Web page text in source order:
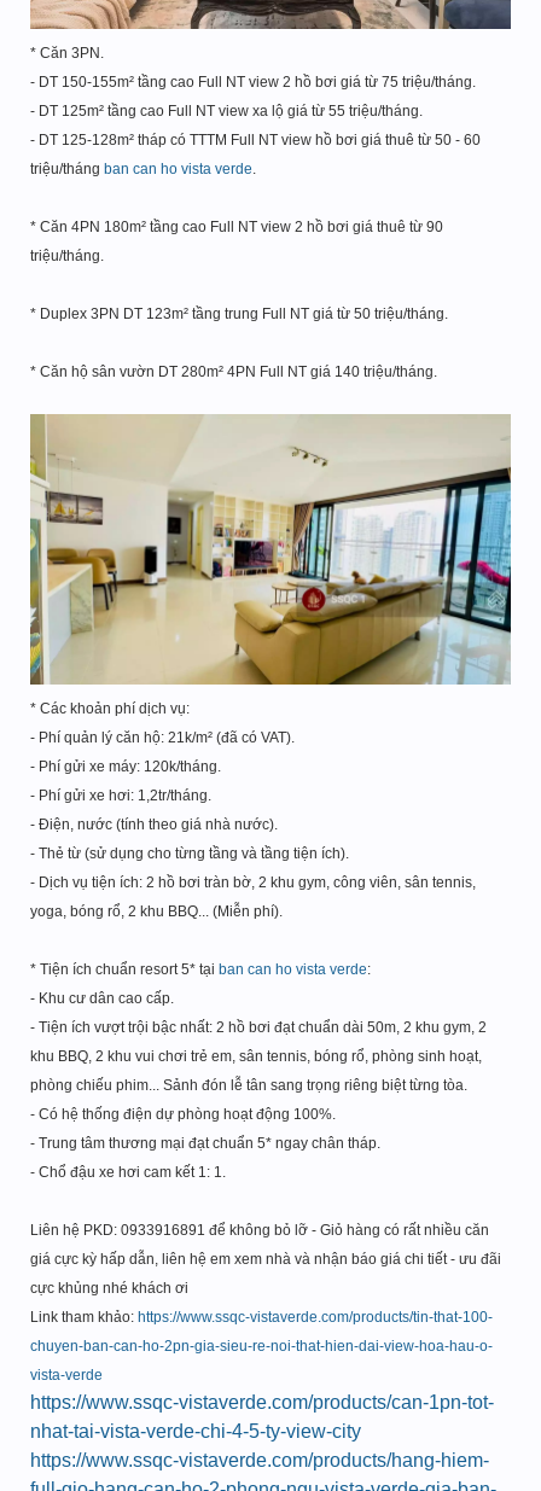
* Căn 3PN.
- DT 150-155m² tầng cao Full NT view 2 hồ bơi giá từ 75 triệu/tháng.
- DT 125m² tầng cao Full NT view xa lộ giá từ 55 triệu/tháng.
- DT 125-128m² tháp có TTTM Full NT view hồ bơi giá thuê từ 50 - 60
triệu/tháng ban can ho vista verde.
* Căn 4PN 180m² tầng cao Full NT view 2 hồ bơi giá thuê từ 90
triệu/tháng.
* Duplex 3PN DT 123m² tầng trung Full NT giá từ 50 triệu/tháng.
* Căn hộ sân vườn DT 280m² 4PN Full NT giá 140 triệu/tháng.
* Các khoản phí dịch vụ:
- Phí quản lý căn hộ: 21k/m² (đã có VAT).
- Phí gửi xe máy: 120k/tháng.
- Phí gửi xe hơi: 1,2tr/tháng.
- Điện, nước (tính theo giá nhà nước).
- Thẻ từ (sử dụng cho từng tầng và tầng tiện ích).
- Dịch vụ tiện ích: 2 hồ bơi tràn bờ, 2 khu gym, công viên, sân tennis,
yoga, bóng rổ, 2 khu BBQ... (Miễn phí).
* Tiện ích chuẩn resort 5* tại ban can ho vista verde:
- Khu cư dân cao cấp.
- Tiện ích vượt trội bậc nhất: 2 hồ bơi đạt chuẩn dài 50m, 2 khu gym, 2
khu BBQ, 2 khu vui chơi trẻ em, sân tennis, bóng rổ, phòng sinh hoạt,
phòng chiếu phim... Sảnh đón lễ tân sang trọng riêng biệt từng tòa.
- Có hệ thống điện dự phòng hoạt động 100%.
- Trung tâm thương mại đạt chuẩn 5* ngay chân tháp.
- Chổ đậu xe hơi cam kết 1: 1.
Liên hệ PKD: 0933916891 để không bỏ lỡ - Giỏ hàng có rất nhiều căn
giá cực kỳ hấp dẫn, liên hệ em xem nhà và nhận báo giá chi tiết - ưu đãi
cực khủng nhé khách ơi
Link tham khảo: https://www.ssqc-vistaverde.com/products/tin-that-100-
chuyen-ban-can-ho-2pn-gia-sieu-re-noi-that-hien-dai-view-hoa-hau-o-
vista-verde
https://www.ssqc-vistaverde.com/products/can-1pn-tot-
nhat-tai-vista-verde-chi-4-5-ty-view-city
https://www.ssqc-vistaverde.com/products/hang-hiem-